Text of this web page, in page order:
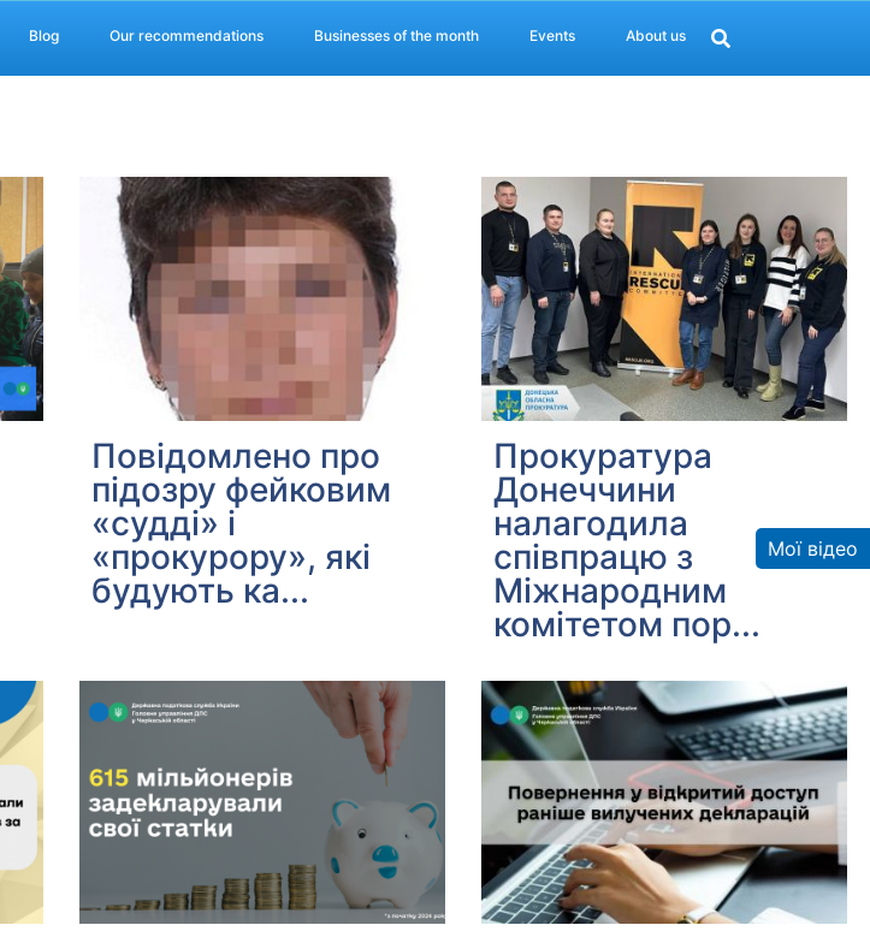
Blog Our recommendations Businesses of the month Events About us
Повідомлено про
підозру фейковим
«судді» і
«прокурору», які
будують ка...
Прокуратура
Донеччини
налагодила
співпрацю з
Міжнародним
комітетом пор...
Мої відео